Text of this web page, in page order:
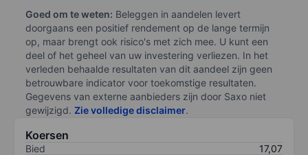
Goed om te weten: Beleggen in aandelen levert
doorgaans een positief rendement op de lange termijn
op, maar brengt ook risico's met zich mee. U kunt een
deel of het geheel van uw investering verliezen. In het
verleden behaalde resultaten van dit aandeel zijn geen
betrouwbare indicator voor toekomstige resultaten.
Gegevens van externe aanbieders zijn door Saxo niet
gewijzigd. Zie volledige disclaimer.
Koersen
Bied
17,07